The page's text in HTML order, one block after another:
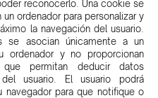
reconocerlo. Una cookie se
un ordenador para personalizar y
la navegación del usuario.
se asocian únicamente a un
ordenador y no proporcionan
que permitan deducir datos
del usuario. El usuario podrá
navegador para que notifique o